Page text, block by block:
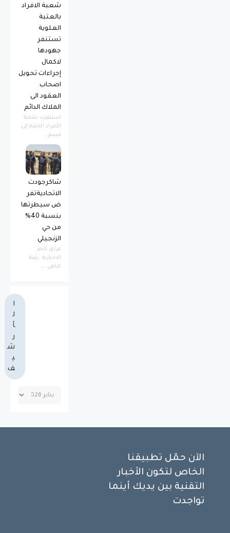
شعبة الافراد
بالعتبة
العلوية
تستنفر
جهودها
لاكمال
إجراءات تحويل
اصحاب
العقود الى
الملاك الدائم
استنفرت شعبة
الأفراد التابعة إلى
قسم...
شاكرجودت
الاتحاديةتفر
ض سيطرتها
بنسبة 40%
من حي
الزنجيلي
عراق تايمز
الاخبارية _بثينة
الناهي ...
ا
ل
أ
ر
ش
ي
ف
الآن حمّل تطبيقنا
الخاص لتكون الأخبار
التقنية بين يديك أينما
تواجدت